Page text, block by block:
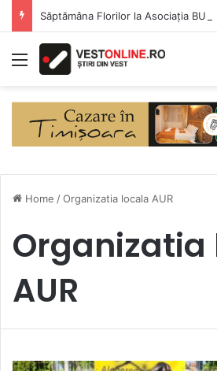
Săptămâna Florilor la Asociația
Menu
Home /Organizatia locala AUR
Organizatia
AUR